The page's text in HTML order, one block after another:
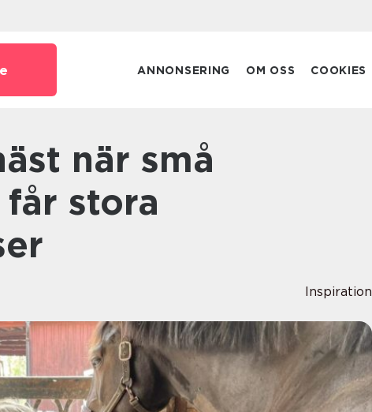
ANNONSERING OM OSS COOKIES
stora
Inspiration